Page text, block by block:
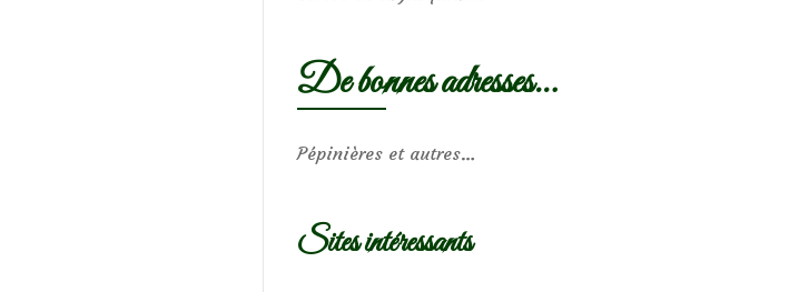
De bonnes adresses…
Pépinières et autres…
Sites intéressants